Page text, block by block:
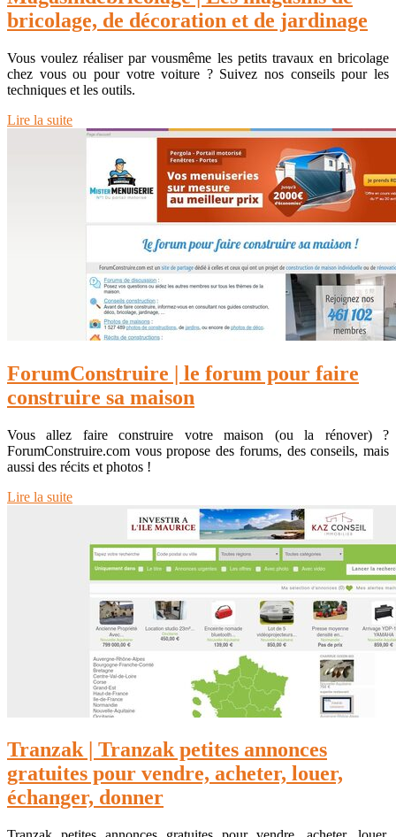
bricolage, de décoration et de jardinage
Vous voulez réaliser par vousmême les petits travaux en bricolage
chez vous ou pour votre voiture ? Suivez nos conseils pour les
techniques et les outils.
Lire la suite
Forum­Construi­re | le forum pour faire
construire sa maison
Vous allez faire construire votre maison (ou la rénover) ?
ForumConstruire.com vous propose des forums, des conseils, mais
aussi des récits et photos !
Lire la suite
Tranzak | Tranzak petites annonces
gratuites pour vendre, acheter, louer,
échanger, donner